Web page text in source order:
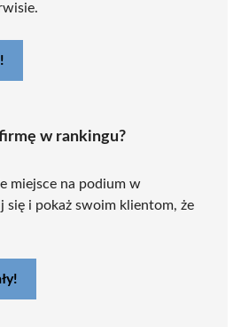
w rankingu?
miejsce na podium w
się i pokaż swoim klientom, że